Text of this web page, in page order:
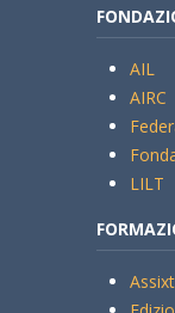
AIL
AIRC
LILT